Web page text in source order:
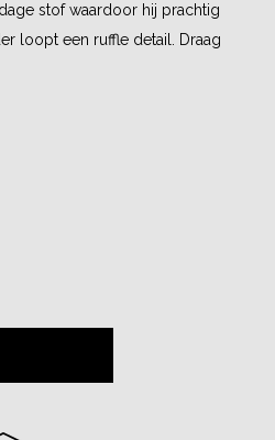
stof waardoor hij prachtig
loopt een ruffle detail. Draag